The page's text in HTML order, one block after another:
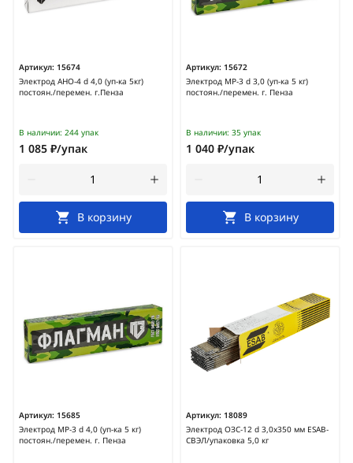
Артикул: 15674
Электрод АНО-4 d 4,0 (уп-ка 5кг)
постоян./перемен. г.Пенза
В наличии: 244 упак
1 085 ₽/упак
В корзину
Артикул: 15672
Электрод МР-3 d 3,0 (уп-ка 5 кг)
постоян./перемен. г. Пенза
В наличии: 35 упак
1 040 ₽/упак
В корзину
Артикул: 15685
Электрод МР-3 d 4,0 (уп-ка 5 кг)
постоян./перемен. г. Пенза
Артикул: 18089
Электрод ОЗС-12 d 3,0х350 мм ESAB-
СВЭЛ/упаковка 5,0 кг